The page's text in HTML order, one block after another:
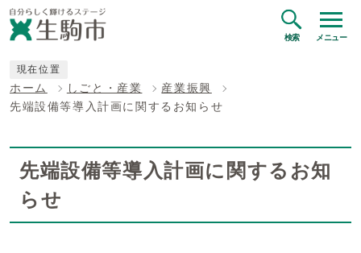
検索 メニュー
現在位置
ホーム しごと・産業
産業振興
先端設備等導入計画に関するお知らせ
先端設備等導入計画に関するお知
らせ